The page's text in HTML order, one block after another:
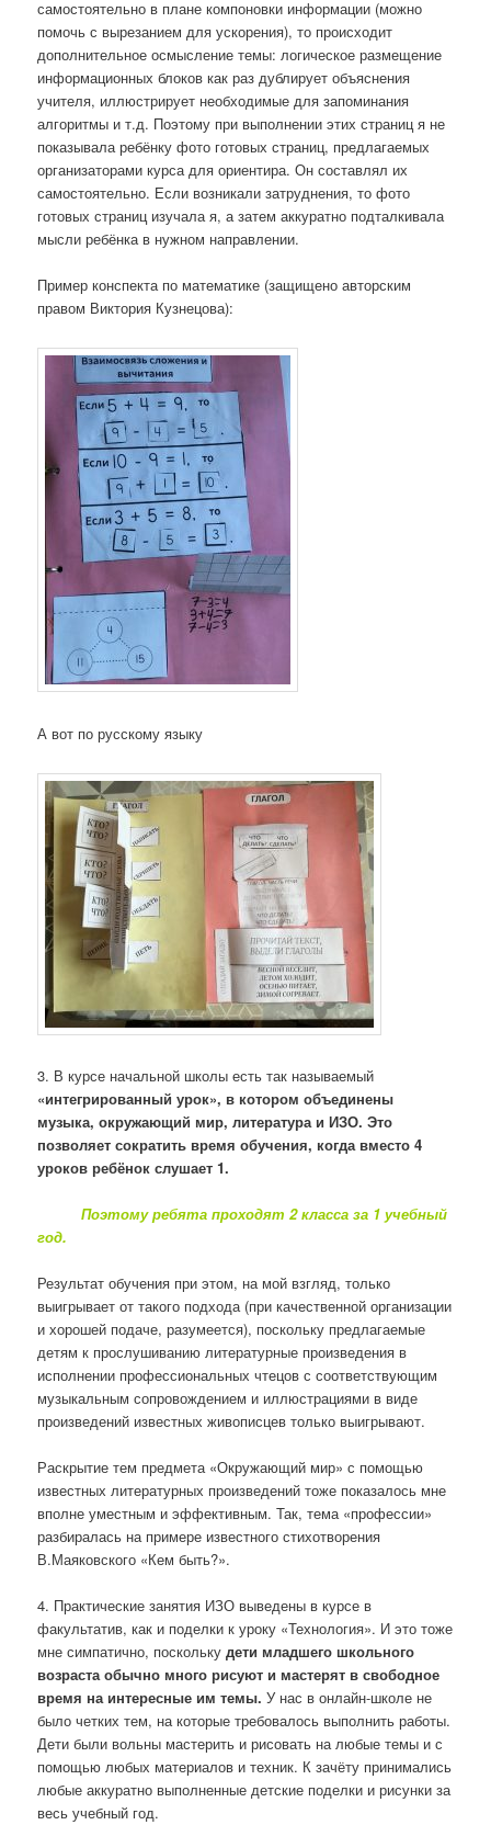
самостоятельно в плане компоновки информации (можно
помочь с вырезанием для ускорения), то происходит
дополнительное осмысление темы: логическое размещение
информационных блоков как раз дублирует объяснения
учителя, иллюстрирует необходимые для запоминания
алгоритмы и т.д. Поэтому при выполнении этих страниц я не
показывала ребёнку фото готовых страниц, предлагаемых
организаторами курса для ориентира. Он составлял их
самостоятельно. Если возникали затруднения, то фото
готовых страниц изучала я, а затем аккуратно подталкивала
мысли ребёнка в нужном направлении.
Пример конспекта по математике (защищено авторским
правом Виктория Кузнецова):
А вот по русскому языку
3. В курсе начальной школы есть так называемый
«интегрированный урок», в котором объединены
музыка, окружающий мир, литература и ИЗО. Это
позволяет сократить время обучения, когда вместо 4
уроков ребёнок слушает 1.
Поэтому ребята проходят 2 класса за 1 учебный
год.
Результат обучения при этом, на мой взгляд, только
выигрывает от такого подхода (при качественной организации
и хорошей подаче, разумеется), поскольку предлагаемые
детям к прослушиванию литературные произведения в
исполнении профессиональных чтецов с соответствующим
музыкальным сопровождением и иллюстрациями в виде
произведений известных живописцев только выигрывают.
Раскрытие тем предмета «Окружающий мир» с помощью
известных литературных произведений тоже показалось мне
вполне уместным и эффективным. Так, тема «профессии»
разбиралась на примере известного стихотворения
В.Маяковского «Кем быть?».
4. Практические занятия ИЗО выведены в курсе в
факультатив, как и поделки к уроку «Технология». И это тоже
мне симпатично, посколькудети младшего школьного
возраста обычно много рисуют и мастерят в свободное
время на интересные им темы.У нас в онлайн-школе не
было четких тем, на которые требовалось выполнить работы.
Дети были вольны мастерить и рисовать на любые темы и с
помощью любых материалов и техник. К зачёту принимались
любые аккуратно выполненные детские поделки и рисунки за
весь учебный год.